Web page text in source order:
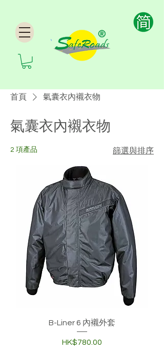
首頁 氣囊衣內襯衣物
氣囊衣內襯衣物
2 項產品 篩選與排序
B-Liner 6 內襯外套
價格
HK$780.00